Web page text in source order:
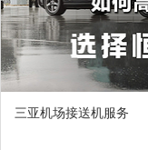
三亚机场接送机服务